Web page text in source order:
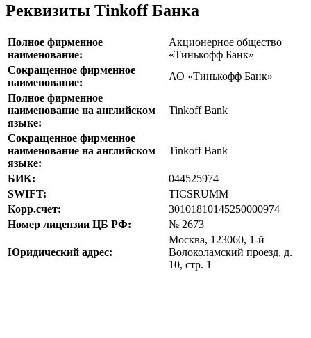
Реквизиты Tinkoff Банка
Полное фирменное
наименование:
Акционерное общество
«Тинькофф Банк»
Сокращенное фирменное
наименование:
АО «Тинькофф Банк»
Полное фирменное
наименование на английском
языке:
Tinkoff Bank
Сокращенное фирменное
наименование на английском
языке:
Tinkoff Bank
БИК:
044525974
SWIFT:
TICSRUMM
Корр.счет:
30101810145250000974
Номер лицензии ЦБ РФ:
№ 2673
Юридический адрес:
Москва, 123060, 1-й
Волоколамский проезд, д.
10, стр. 1